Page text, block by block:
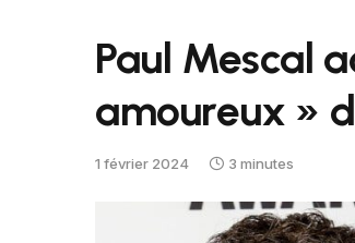
Paul Mescal
amoureux »
1 février 2024 3 minutes